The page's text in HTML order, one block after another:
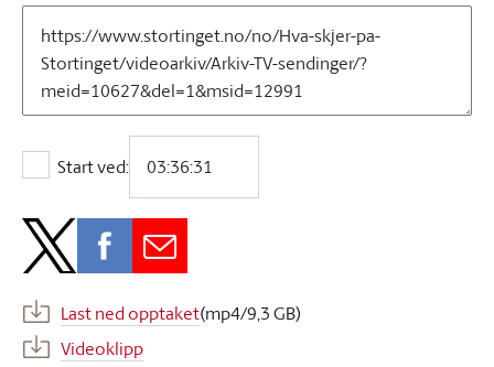
Start ved:
Start ved:
Last ned opptaket(mp4/9,3 GB)
Videoklipp